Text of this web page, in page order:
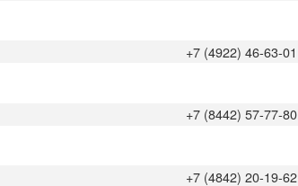
+7 (4922) 46-63-01
+7 (8442) 57-77-80
+7 (4842) 20-19-62